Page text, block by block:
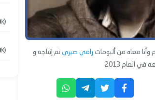
وأنا معاه من ألبومات رامي صبرى تم إنتاجه و
في العام 2013